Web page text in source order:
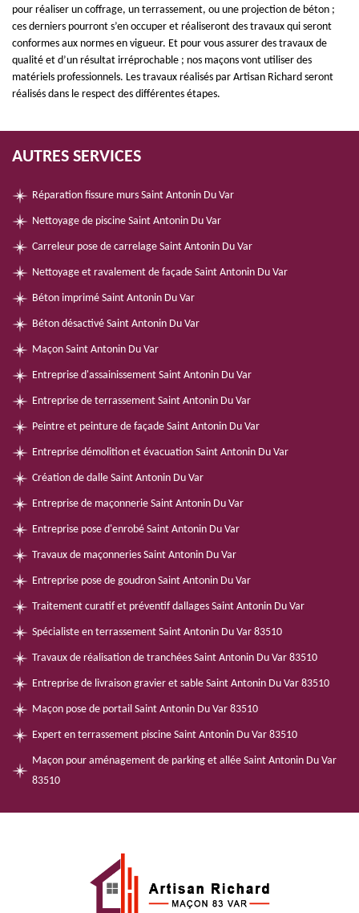
pour réaliser un coffrage, un terrassement, ou une projection de béton ;
ces derniers pourront s’en occuper et réaliseront des travaux qui seront
conformes aux normes en vigueur. Et pour vous assurer des travaux de
qualité et d’un résultat irréprochable ; nos maçons vont utiliser des
matériels professionnels. Les travaux réalisés par Artisan Richard seront
réalisés dans le respect des différentes étapes.
AUTRES SERVICES
Réparation fissure murs Saint Antonin Du Var
Nettoyage de piscine Saint Antonin Du Var
Carreleur pose de carrelage Saint Antonin Du Var
Nettoyage et ravalement de façade Saint Antonin Du Var
Béton imprimé Saint Antonin Du Var
Béton désactivé Saint Antonin Du Var
Maçon Saint Antonin Du Var
Entreprise d'assainissement Saint Antonin Du Var
Entreprise de terrassement Saint Antonin Du Var
Peintre et peinture de façade Saint Antonin Du Var
Entreprise démolition et évacuation Saint Antonin Du Var
Création de dalle Saint Antonin Du Var
Entreprise de maçonnerie Saint Antonin Du Var
Entreprise pose d'enrobé Saint Antonin Du Var
Travaux de maçonneries Saint Antonin Du Var
Entreprise pose de goudron Saint Antonin Du Var
Traitement curatif et préventif dallages Saint Antonin Du Var
Spécialiste en terrassement Saint Antonin Du Var 83510
Travaux de réalisation de tranchées Saint Antonin Du Var 83510
Entreprise de livraison gravier et sable Saint Antonin Du Var 83510
Maçon pose de portail Saint Antonin Du Var 83510
Expert en terrassement piscine Saint Antonin Du Var 83510
Maçon pour aménagement de parking et allée Saint Antonin Du Var
83510